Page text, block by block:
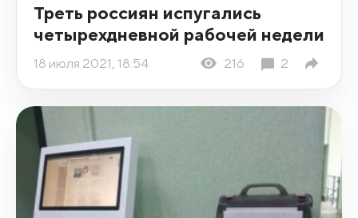
Треть россиян испугались
четырехдневной рабочей недели
18 июля 2021, 18:54 216 2